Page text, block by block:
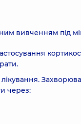
вивченням під
через: